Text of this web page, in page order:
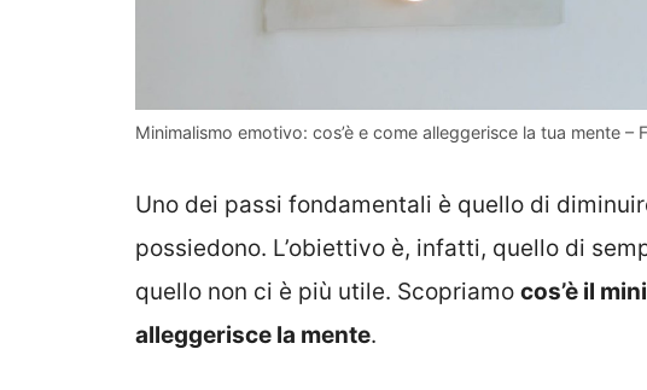
Minimalismo emotivo: cos’è e come alleggerisce la tua mente –
Uno dei passi fondamentali è quello di
possiedono. L’obiettivo è, infatti, quello di
quello non ci è più utile. Scopriamo cos’è il
alleggerisce la mente.